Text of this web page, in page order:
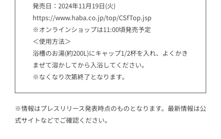
発売日：2024年11月19日(火)
https://www.haba.co.jp/top/CSfTop.jsp
※オンラインショップは11:00頃発売予定
＜使用方法＞
浴槽のお湯(約200L)にキャップ1/2杯を入れ、よくかき
まぜて溶かしてから入浴してください。
※なくなり次第終了となります。
※情報はプレスリリース発表時点のものとなります。最新情報は公
式サイトなどでご確認ください。